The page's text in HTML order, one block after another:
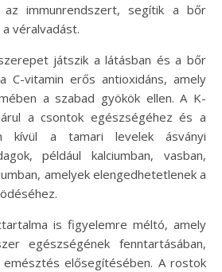
az immunrendszert, segítik a bőr
véralvadást.
játszik a látásban és a bőr
C-vitamin erős antioxidáns, amely
a szabad gyökök ellen. A K-
a csontok egészségéhez és a
kívül a tamari levelek ásványi
például kalciumban, vasban,
amelyek elengedhetetlenek a
is figyelemre méltó, amely
egészségének fenntartásában,
elősegítésében. A rostok